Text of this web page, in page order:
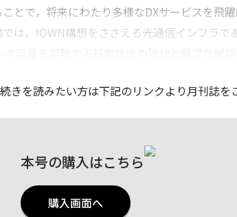
とで，将来にわたり多様なDXサービスを飛
は，IOWN構想をささえる光通信インフラ
きを読みたい方は下記のリンクより月刊誌を
本号の購入はこちら
購入画面へ